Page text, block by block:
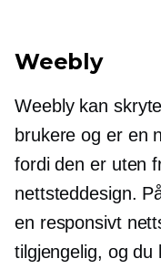
Weebly
Weebly kan
brukere og er en
fordi den er uten
nettsteddesign.
en responsivt
tilgjengelig, og du